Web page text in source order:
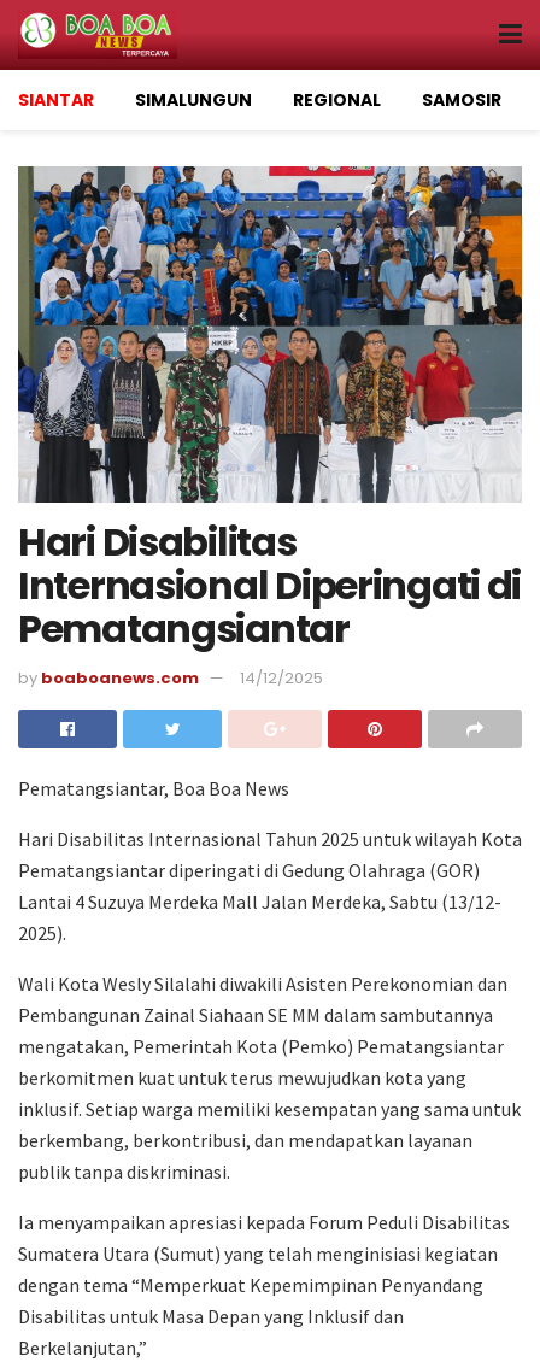
SIANTAR SIMALUNGUN REGIONAL SAMOSIR
Hari Disabilitas
Internasional Diperingati di
Pematangsiantar
by boaboanews.com 14/12/2025
Pematangsiantar, Boa Boa News
Hari Disabilitas Internasional Tahun 2025 untuk wilayah Kota
Pematangsiantar diperingati di Gedung Olahraga (GOR)
Lantai 4 Suzuya Merdeka Mall Jalan Merdeka, Sabtu (13/12-
2025).
Wali Kota Wesly Silalahi diwakili Asisten Perekonomian dan
Pembangunan Zainal Siahaan SE MM dalam sambutannya
mengatakan, Pemerintah Kota (Pemko) Pematangsiantar
berkomitmen kuat untuk terus mewujudkan kota yang
inklusif. Setiap warga memiliki kesempatan yang sama untuk
berkembang, berkontribusi, dan mendapatkan layanan
publik tanpa diskriminasi.
Ia menyampaikan apresiasi kepada Forum Peduli Disabilitas
Sumatera Utara (Sumut) yang telah menginisiasi kegiatan
dengan tema “Memperkuat Kepemimpinan Penyandang
Disabilitas untuk Masa Depan yang Inklusif dan
Berkelanjutan,”